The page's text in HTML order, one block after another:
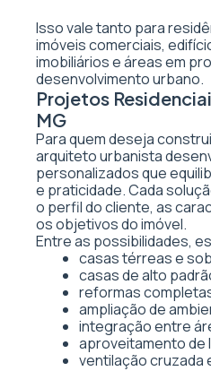
Isso vale tanto para
imóveis comerciais,
imobiliários e áreas em
desenvolvimento urbano.
Projetos
MG
Para quem deseja
arquiteto urbanista
personalizados que
e praticidade. Cada
o perfil do cliente, as
os objetivos do imóvel.
Entre as possibilidades,
casas térreas e
casas de alto
reformas
ampliação de
integração entre
aproveitamento de
ventilação cruzada